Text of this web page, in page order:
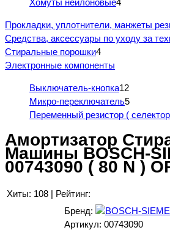
Хомуты нейлоновые4
Прокладки, уплотнители, манжеты
Средства, аксессуары по уходу за
Стиральные порошки4
Электронные компоненты
Выключатель-кнопка12
Микро-переключатель5
Переменный резистор (
Амортизатор
Машины BOSCH-
00743090 ( 80 N )
Хиты: 108 | Рейтинг:
Бренд:
Артикул: 00743090